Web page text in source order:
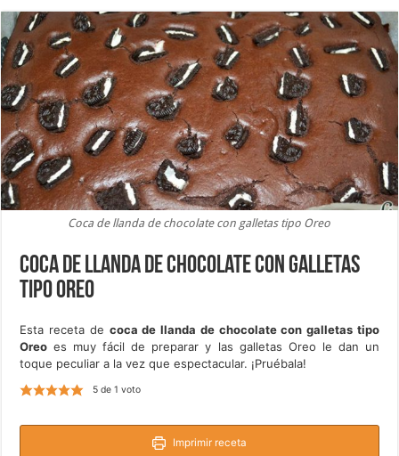
Coca de llanda de chocolate con galletas tipo Oreo
Coca de llanda de chocolate con galletas
tipo Oreo
Esta receta de coca de llanda de chocolate con galletas tipo
Oreo es muy fácil de preparar y las galletas Oreo le dan un
toque peculiar a la vez que espectacular. ¡Pruébala!
5de 1 voto
Imprimir receta